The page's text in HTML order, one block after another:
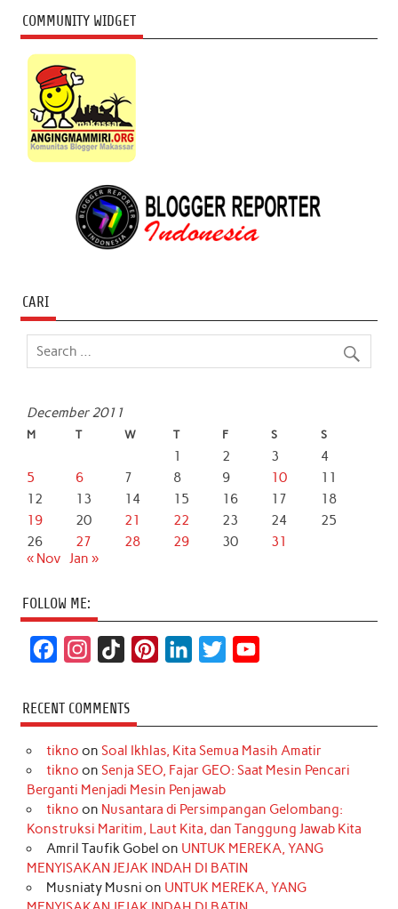
COMMUNITY WIDGET
CARI
December 2011
M T W T F S S
1 2 3
4
5
6 7 8 9 10
11
12
13 14 15 16 17
18
19
20 21 22 23 24
25
26
27 28 29 30
31
« Nov Jan »
FOLLOW ME:
c
e
b
o
k
s
t
a
r
a
m
k
T
o
k
t
e
r
e
s
t
k
e
d
I
n
t
t
r
T
u
e
RECENT COMMENTS
tikno on Soal Ikhlas, Kita Semua Masih Amatir
tikno on Senja SEO, Fajar GEO: Saat Mesin Pencari
Berganti Menjadi Mesin Penjawab
tikno on Nusantara di Persimpangan Gelombang:
Konstruksi Maritim, Laut Kita, dan Tanggung Jawab Kita
Amril Taufik Gobel on UNTUK MEREKA, YANG
MENYISAKAN JEJAK INDAH DI BATIN
Musniaty Musni on UNTUK MEREKA, YANG